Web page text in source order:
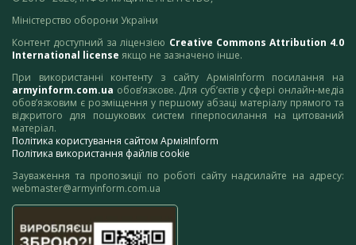
Міністерство оборони України
Контент доступний за ліцензією Creative Commons Attribution 4.0
International license якщо не зазначено інше.
При використанні контенту з сайту АрміяInform посилання на
armyinform.com.ua обов’язкове. Для суб’єктів у сфері онлайн-медіа
обов’язковим є розміщення у першому абзаці матеріалу прямого та
відкритого для пошукових систем гіперпосилання на цитований
матеріал.
Політика користування сайтом АрміяInform
Політика використання файлів cookie
Зауваження та пропозиції по роботі сайту надсилайте на адресу:
webmaster@armyinform.com.ua